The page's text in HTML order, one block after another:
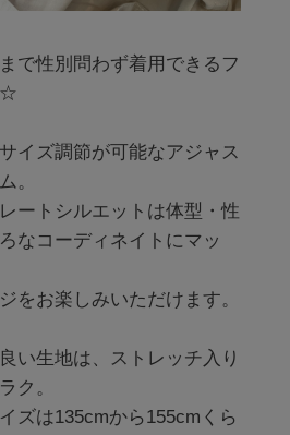
で性別問わず着用できるフ
☆
イズ調節が可能なアジャス
。
ートシルエットは体型・性
なコーディネイトにマッ
をお楽しみいただけます。
い生地は、ストレッチ入り
ク。
ズは135cmから155cmくら